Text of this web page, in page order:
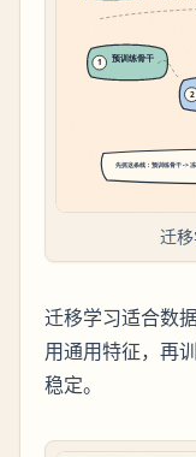
迁
迁移学习适合数
用通用特征，再
稳定。